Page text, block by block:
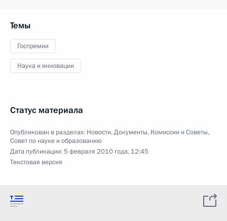
Темы
Госпремии
Наука и инновации
Статус материала
Опубликован в разделах: Новости,Документы, Комиссии и Советы,
Совет по науке и образованию
Дата публикации:5 февраля 2010 года, 12:45
Текстовая версия